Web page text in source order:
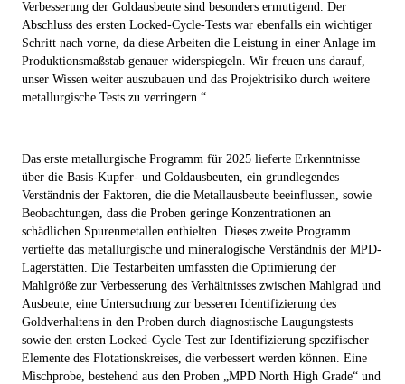
Verbesserung der Goldausbeute sind besonders ermutigend. Der
Abschluss des ersten Locked-Cycle-Tests war ebenfalls ein wichtiger
Schritt nach vorne, da diese Arbeiten die Leistung in einer Anlage im
Produktionsmaßstab genauer widerspiegeln. Wir freuen uns darauf,
unser Wissen weiter auszubauen und das Projektrisiko durch weitere
metallurgische Tests zu verringern.“
Das erste metallurgische Programm für 2025 lieferte Erkenntnisse
über die Basis-Kupfer- und Goldausbeuten, ein grundlegendes
Verständnis der Faktoren, die die Metallausbeute beeinflussen, sowie
Beobachtungen, dass die Proben geringe Konzentrationen an
schädlichen Spurenmetallen enthielten. Dieses zweite Programm
vertiefte das metallurgische und mineralogische Verständnis der MPD-
Lagerstätten. Die Testarbeiten umfassten die Optimierung der
Mahlgröße zur Verbesserung des Verhältnisses zwischen Mahlgrad und
Ausbeute, eine Untersuchung zur besseren Identifizierung des
Goldverhaltens in den Proben durch diagnostische Laugungstests
sowie den ersten Locked-Cycle-Test zur Identifizierung spezifischer
Elemente des Flotationskreises, die verbessert werden können. Eine
Mischprobe, bestehend aus den Proben „MPD North High Grade“ und